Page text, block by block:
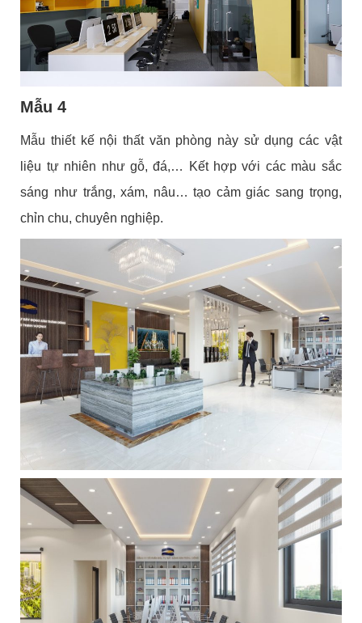
Mẫu 4
Mẫu thiết kế nội thất văn phòng này sử dụng các vật
liệu tự nhiên như gỗ, đá,… Kết hợp với các màu sắc
sáng như trắng, xám, nâu… tạo cảm giác sang trọng,
chỉn chu, chuyên nghiệp.